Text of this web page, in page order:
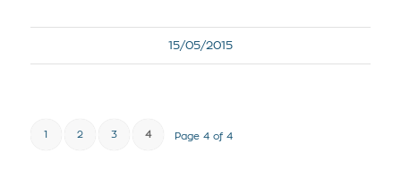
15/05/2015
Page 4 of 4
1 2 3 4